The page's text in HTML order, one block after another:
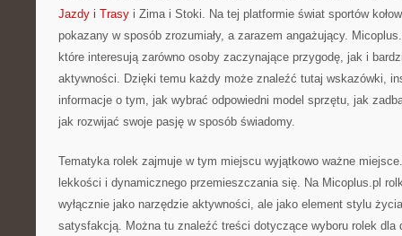
Jazdy i Trasy i Zima i Stoki. Na tej platformie świat sportów
pokazany w sposób zrozumiały, a zarazem angażujący.
które interesują zarówno osoby zaczynające przygodę, jak i
aktywności. Dzięki temu każdy może znaleźć tutaj wskazówki,
informacje o tym, jak wybrać odpowiedni model sprzętu, jak
jak rozwijać swoje pasję w sposób świadomy.
Tematyka rolek zajmuje w tym miejscu wyjątkowo ważne
lekkości i dynamicznego przemieszczania się. Na Micoplus.pl
wyłącznie jako narzędzie aktywności, ale jako element stylu
satysfakcją. Można tu znaleźć treści dotyczące wyboru rolek dla